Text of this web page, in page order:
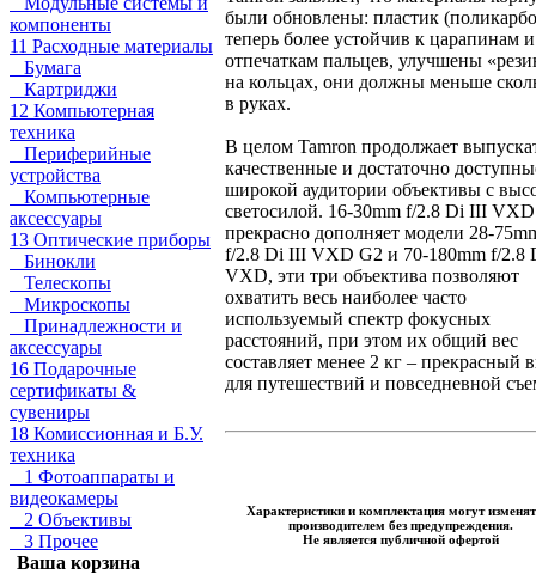
компоненты
11 Расходные материалы
Бумага
Картриджи
12 Компьютерная
техника
Периферийные
устройства
Компьютерные
аксессуары
13 Оптические приборы
Бинокли
Телескопы
Микроскопы
Принадлежности и
аксессуары
16 Подарочные
сертификаты &
сувениры
18 Комиссионная и Б.У.
техника
1 Фотоаппараты и
видеокамеры
2 Объективы
3 Прочее
Ваша корзина
были обновлены: пластик
теперь более устойчив к царапинам и
отпечаткам пальцев, улучшены
на кольцах, они должны меньше
в руках.
В целом Tamron продолжает
качественные и достаточно
широкой аудитории объективы с
светосилой. 16-30mm f/2.8 Di III
прекрасно дополняет модели 28-
f/2.8 Di III VXD G2 и 70-180mm f/2.8
VXD, эти три объектива позволяют
охватить весь наиболее часто
используемый спектр фокусных
расстояний, при этом их общий вес
составляет менее 2 кг – прекрасный
для путешествий и повседневной
Характеристики и комплектация могут
производителем без предупреждения.
Не является публичной офертой